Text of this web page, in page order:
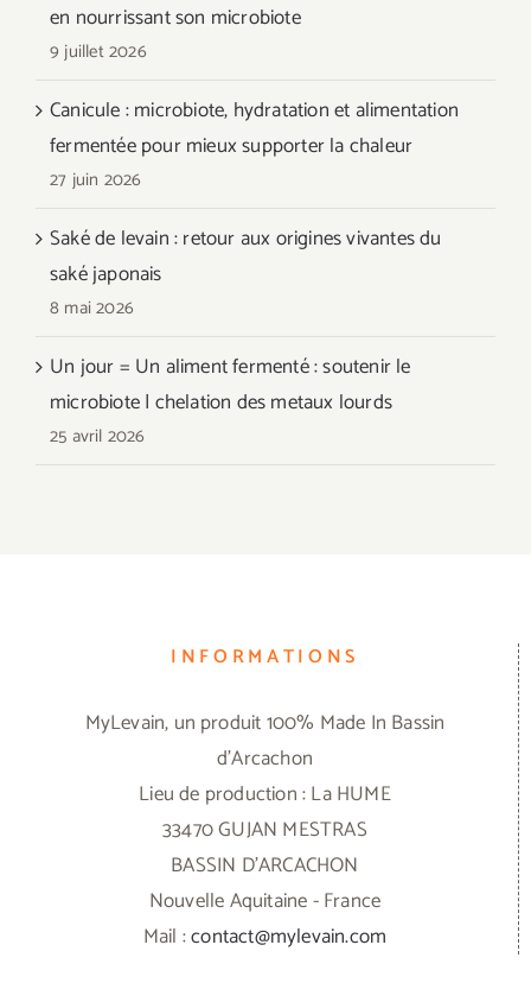
en nourrissant son microbiote
9 juillet 2026
Canicule : microbiote, hydratation et alimentation
fermentée pour mieux supporter la chaleur
27 juin 2026
Saké de levain : retour aux origines vivantes du
saké japonais
8 mai 2026
Un jour = Un aliment fermenté : soutenir le
microbiote | chelation des metaux lourds
25 avril 2026
INFORMATIONS
MyLevain, un produit 100% Made In Bassin
d'Arcachon
Lieu de production : La HUME
33470 GUJAN MESTRAS
BASSIN D'ARCACHON
Nouvelle Aquitaine - France
Mail :contact@mylevain.com